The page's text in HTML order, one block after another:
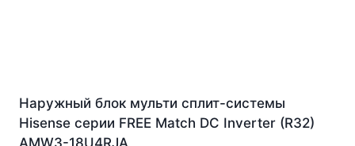
Наружный блок мульти сплит-системы
Hisense серии FREE Match DC Inverter (R32)
AMW3-18U4RJA